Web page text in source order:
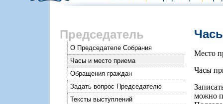
Председатель
О Председателе Собрания
Часы и место приема
Обращения граждан
Задать вопрос Председателю
Тексты выступлений
Место
Часы
можно